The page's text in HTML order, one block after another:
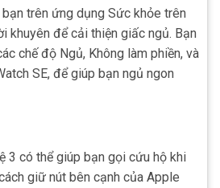
trên ứng dụng Sức khỏe trên
khuyên để cải thiện giấc ngủ. Bạn
chế độ Ngủ, Không làm phiền, và
SE, để giúp bạn ngủ ngon
3 có thể giúp bạn gọi cứu hộ khi
giữ nút bên cạnh của Apple